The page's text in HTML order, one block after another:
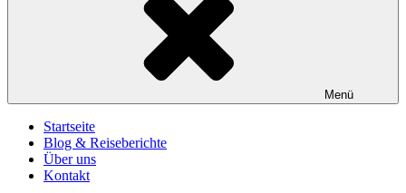
Menü
Startseite
Blog & Reiseberichte
Über uns
Kontakt